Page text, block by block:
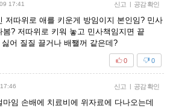
17:41 신고 | 공감 확인
저따위로 애를 키운게 방임이지 본인임? 민사
? 저따위로 키워 놓고 민사책임지면 끝
어 질질 끌거나 배쨀꺼 같은데?
0
0
신고 | 공감 확인
마임 손배에 치료비에 위자료에 다나오는데